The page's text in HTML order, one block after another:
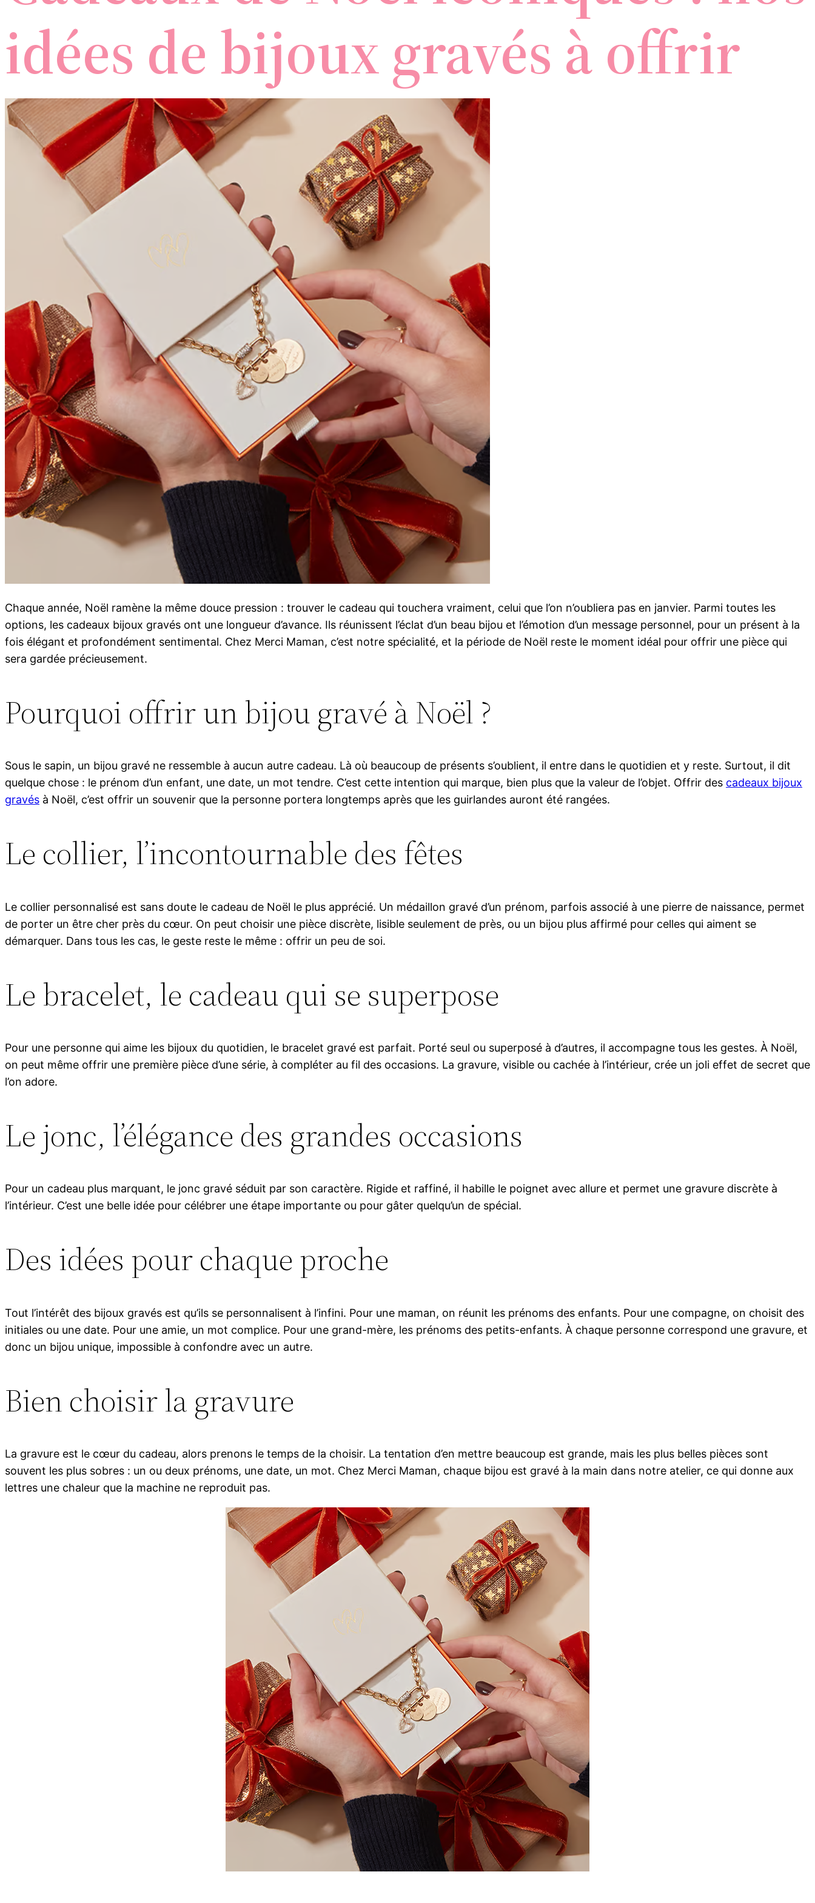
idées de bijoux gravés à offrir
Chaque année, Noël ramène la même douce pression : trouver le cadeau qui touchera vraiment, celui que l’on n’oubliera pas en janvier. Parmi toutes les
options, les cadeaux bijoux gravés ont une longueur d’avance. Ils réunissent l’éclat d’un beau bijou et l’émotion d’un message personnel, pour un présent à la
fois élégant et profondément sentimental. Chez Merci Maman, c’est notre spécialité, et la période de Noël reste le moment idéal pour offrir une pièce qui
sera gardée précieusement.
Pourquoi offrir un bijou gravé à Noël ?
Sous le sapin, un bijou gravé ne ressemble à aucun autre cadeau. Là où beaucoup de présents s’oublient, il entre dans le quotidien et y reste. Surtout, il dit
quelque chose : le prénom d’un enfant, une date, un mot tendre. C’est cette intention qui marque, bien plus que la valeur de l’objet. Offrir des cadeaux bijoux
gravés à Noël, c’est offrir un souvenir que la personne portera longtemps après que les guirlandes auront été rangées.
Le collier, l’incontournable des fêtes
Le collier personnalisé est sans doute le cadeau de Noël le plus apprécié. Un médaillon gravé d’un prénom, parfois associé à une pierre de naissance, permet
de porter un être cher près du cœur. On peut choisir une pièce discrète, lisible seulement de près, ou un bijou plus affirmé pour celles qui aiment se
démarquer. Dans tous les cas, le geste reste le même : offrir un peu de soi.
Le bracelet, le cadeau qui se superpose
Pour une personne qui aime les bijoux du quotidien, le bracelet gravé est parfait. Porté seul ou superposé à d’autres, il accompagne tous les gestes. À Noël,
on peut même offrir une première pièce d’une série, à compléter au fil des occasions. La gravure, visible ou cachée à l’intérieur, crée un joli effet de secret que
l’on adore.
Le jonc, l’élégance des grandes occasions
Pour un cadeau plus marquant, le jonc gravé séduit par son caractère. Rigide et raffiné, il habille le poignet avec allure et permet une gravure discrète à
l’intérieur. C’est une belle idée pour célébrer une étape importante ou pour gâter quelqu’un de spécial.
Des idées pour chaque proche
Tout l’intérêt des bijoux gravés est qu’ils se personnalisent à l’infini. Pour une maman, on réunit les prénoms des enfants. Pour une compagne, on choisit des
initiales ou une date. Pour une amie, un mot complice. Pour une grand-mère, les prénoms des petits-enfants. À chaque personne correspond une gravure, et
donc un bijou unique, impossible à confondre avec un autre.
Bien choisir la gravure
La gravure est le cœur du cadeau, alors prenons le temps de la choisir. La tentation d’en mettre beaucoup est grande, mais les plus belles pièces sont
souvent les plus sobres : un ou deux prénoms, une date, un mot. Chez Merci Maman, chaque bijou est gravé à la main dans notre atelier, ce qui donne aux
lettres une chaleur que la machine ne reproduit pas.